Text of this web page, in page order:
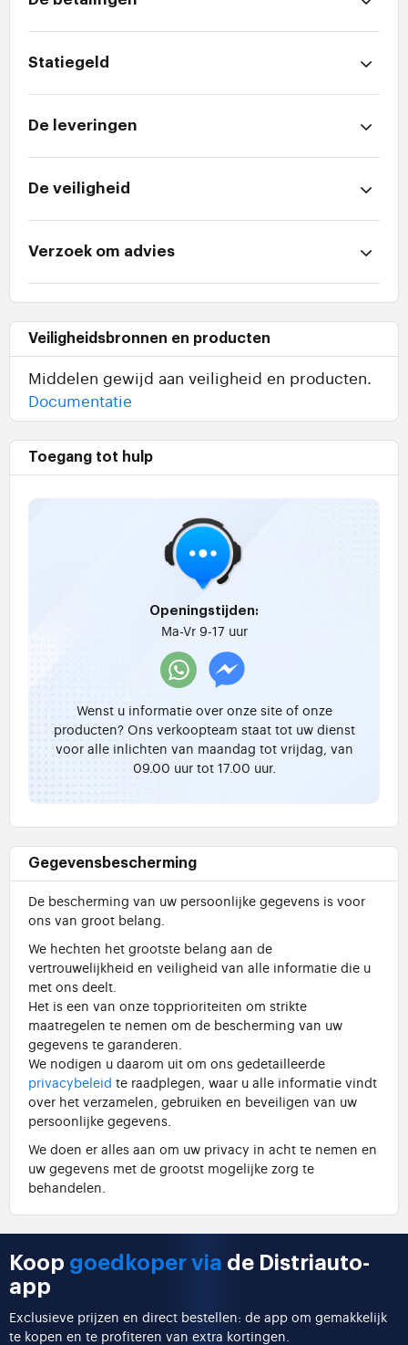
Statiegeld
De leveringen
De veiligheid
Verzoek om advies
Veiligheidsbronnen en producten
Middelen gewijd aan veiligheid en producten.
Documentatie
Toegang tot hulp
Openingstijden:
Ma-Vr 9-17 uur
Wenst u informatie over onze site of onze
producten? Ons verkoopteam staat tot uw dienst
voor alle inlichten van maandag tot vrijdag, van
09.00 uur tot 17.00 uur.
Gegevensbescherming
De bescherming van uw persoonlijke gegevens is voor
ons van groot belang.
We hechten het grootste belang aan de
vertrouwelijkheid en veiligheid van alle informatie die u
met ons deelt.
Het is een van onze topprioriteiten om strikte
maatregelen te nemen om de bescherming van uw
gegevens te garanderen.
We nodigen u daarom uit om ons gedetailleerde
privacybeleid te raadplegen, waar u alle informatie vindt
over het verzamelen, gebruiken en beveiligen van uw
persoonlijke gegevens.
We doen er alles aan om uw privacy in acht te nemen en
uw gegevens met de grootst mogelijke zorg te
behandelen.
Koop goedkoper via de Distriauto-
app
Exclusieve prijzen en direct bestellen: de app om gemakkelijk
te kopen en te profiteren van extra kortingen.